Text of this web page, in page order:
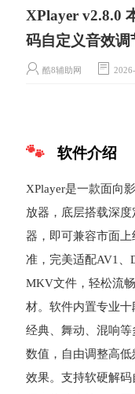
XPlayer v2.8.0
码自定义音效调
酷8辅助网
软件介绍
XPlayer是一款面向
放器，底层搭载深
器，即可兼容市面
准，完美适配AV1、
MKV文件，轻松流
材。软件内置专业十
经典、舞动、混响
数值，自由调整高
效果。支持软硬解